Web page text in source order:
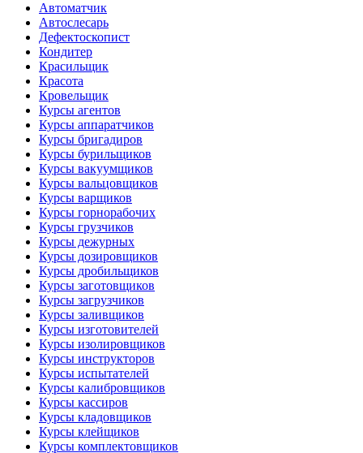
Автоматчик
Автослесарь
Дефектоскопист
Кондитер
Красильщик
Красота
Кровельщик
Курсы агентов
Курсы аппаратчиков
Курсы бригадиров
Курсы бурильщиков
Курсы вакуумщиков
Курсы вальцовщиков
Курсы варщиков
Курсы горнорабочих
Курсы грузчиков
Курсы дежурных
Курсы дозировщиков
Курсы дробильщиков
Курсы заготовщиков
Курсы загрузчиков
Курсы заливщиков
Курсы изготовителей
Курсы изолировщиков
Курсы инструкторов
Курсы испытателей
Курсы калибровщиков
Курсы кассиров
Курсы кладовщиков
Курсы клейщиков
Курсы комплектовщиков